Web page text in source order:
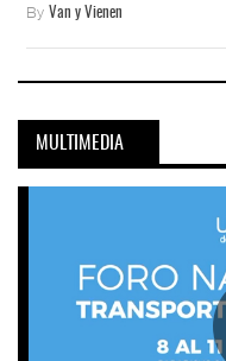
By Van y Vienen
MULTIMEDIA